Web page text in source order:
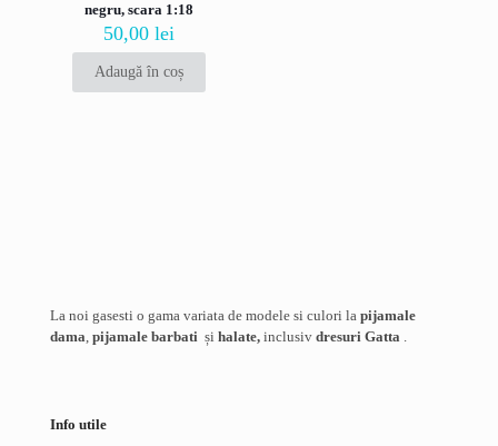
negru, scara 1:18
50,00 lei
Adaugă în coș
La noi gasesti o gama variata de modele si culori la pijamale
dama, pijamale barbati și halate, inclusiv dresuri Gatta .
Info utile